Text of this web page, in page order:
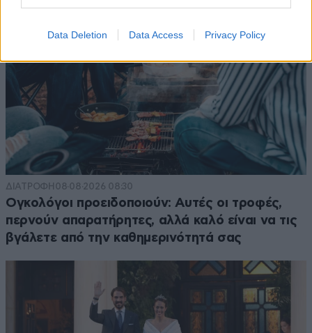
Data Deletion Data Access Privacy Policy
ΔΙΑΤΡΟΦΗ 08·08·2026 08:30
Ογκολόγοι προειδοποιούν: Αυτές οι τροφές,
περνούν απαρατήρητες, αλλά καλό είναι να τις
βγάλετε από την καθημερινότητά σας